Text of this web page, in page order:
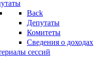
Back
Депутаты
Комитеты
Сведения о доходах
сессий